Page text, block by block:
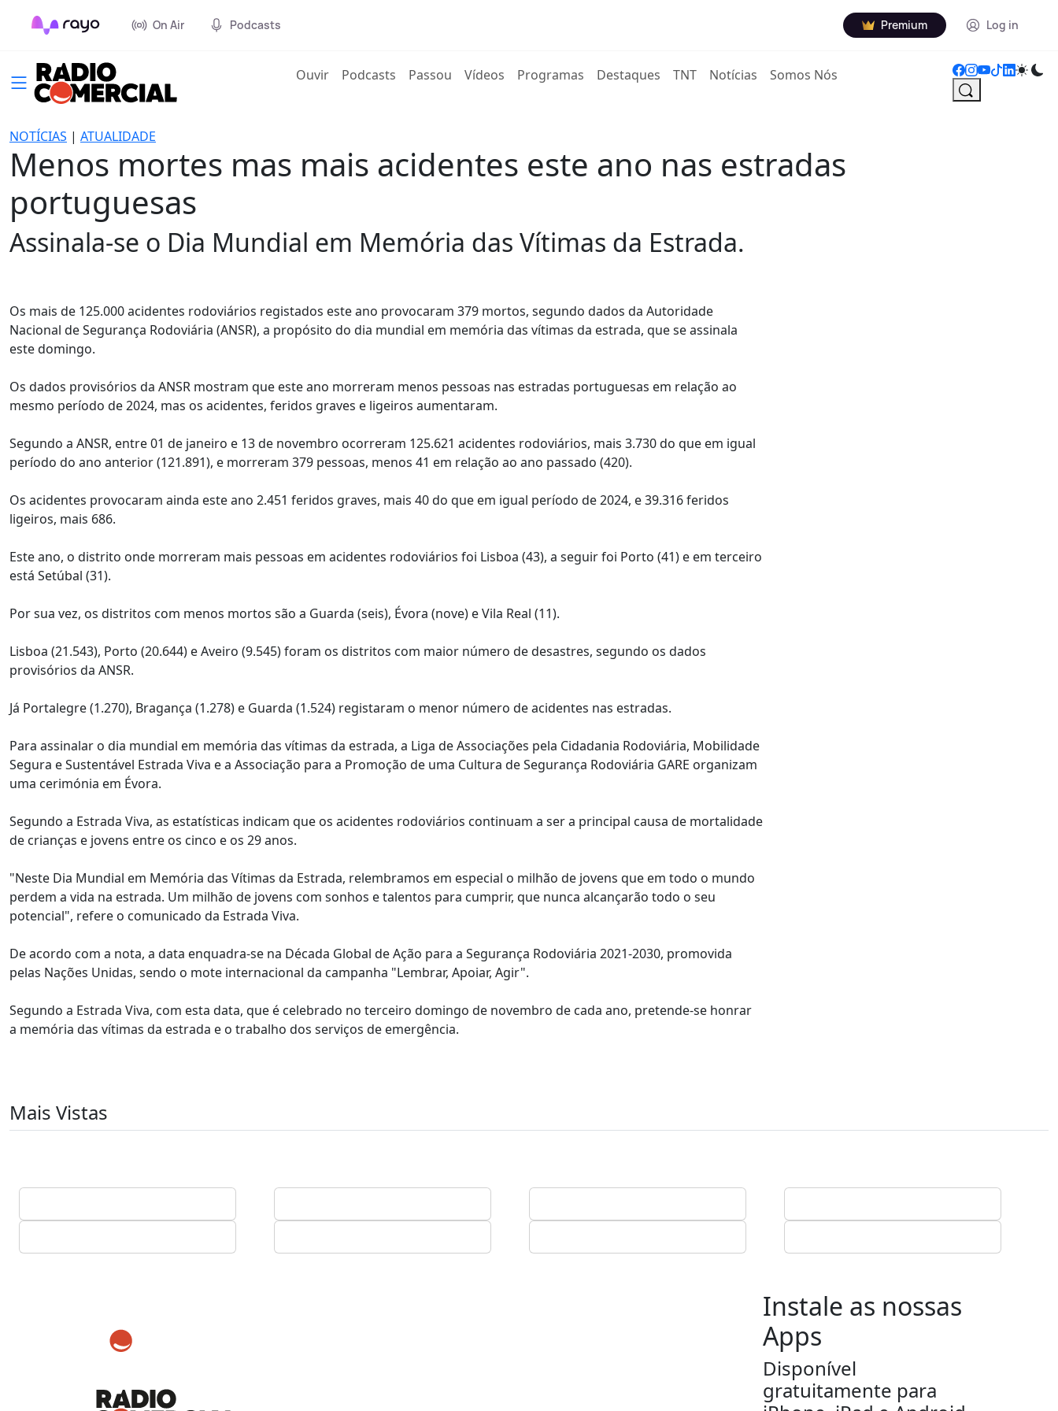
On Air Podcasts Premium Log in
Ouvir(current)
Podcasts Passou Vídeos Programas Destaques TNT Notícias Somos Nós
NOTÍCIAS | ATUALIDADE
Menos mortes mas mais acidentes este ano nas estradas
portuguesas
Assinala-se o Dia Mundial em Memória das Vítimas da Estrada.
Os mais de 125.000 acidentes rodoviários registados este ano provocaram 379 mortos, segundo dados da Autoridade
Nacional de Segurança Rodoviária (ANSR), a propósito do dia mundial em memória das vítimas da estrada, que se assinala
este domingo.
Os dados provisórios da ANSR mostram que este ano morreram menos pessoas nas estradas portuguesas em relação ao
mesmo período de 2024, mas os acidentes, feridos graves e ligeiros aumentaram.
Segundo a ANSR, entre 01 de janeiro e 13 de novembro ocorreram 125.621 acidentes rodoviários, mais 3.730 do que em igual
período do ano anterior (121.891), e morreram 379 pessoas, menos 41 em relação ao ano passado (420).
Os acidentes provocaram ainda este ano 2.451 feridos graves, mais 40 do que em igual período de 2024, e 39.316 feridos
ligeiros, mais 686.
Este ano, o distrito onde morreram mais pessoas em acidentes rodoviários foi Lisboa (43), a seguir foi Porto (41) e em terceiro
está Setúbal (31).
Por sua vez, os distritos com menos mortos são a Guarda (seis), Évora (nove) e Vila Real (11).
Lisboa (21.543), Porto (20.644) e Aveiro (9.545) foram os distritos com maior número de desastres, segundo os dados
provisórios da ANSR.
Já Portalegre (1.270), Bragança (1.278) e Guarda (1.524) registaram o menor número de acidentes nas estradas.
Para assinalar o dia mundial em memória das vítimas da estrada, a Liga de Associações pela Cidadania Rodoviária, Mobilidade
Segura e Sustentável Estrada Viva e a Associação para a Promoção de uma Cultura de Segurança Rodoviária GARE organizam
uma cerimónia em Évora.
Segundo a Estrada Viva, as estatísticas indicam que os acidentes rodoviários continuam a ser a principal causa de mortalidade
de crianças e jovens entre os cinco e os 29 anos.
"Neste Dia Mundial em Memória das Vítimas da Estrada, relembramos em especial o milhão de jovens que em todo o mundo
perdem a vida na estrada. Um milhão de jovens com sonhos e talentos para cumprir, que nunca alcançarão todo o seu
potencial", refere o comunicado da Estrada Viva.
De acordo com a nota, a data enquadra-se na Década Global de Ação para a Segurança Rodoviária 2021-2030, promovida
pelas Nações Unidas, sendo o mote internacional da campanha "Lembrar, Apoiar, Agir".
Segundo a Estrada Viva, com esta data, que é celebrado no terceiro domingo de novembro de cada ano, pretende-se honrar
a memória das vítimas da estrada e o trabalho dos serviços de emergência.
Mais Vistas
Instale as nossas
Apps
Disponível
gratuitamente para